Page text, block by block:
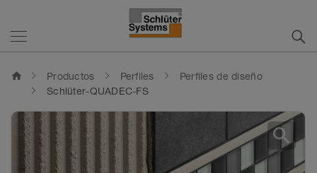
home Productos Perfiles
Perfiles de diseño
Schlüter-QUADEC-FS
search